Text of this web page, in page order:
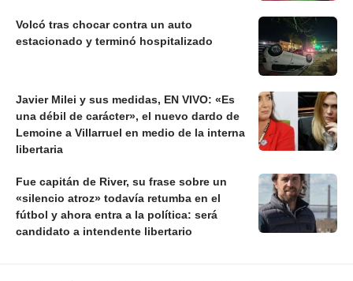
Volcó tras chocar contra un auto
estacionado y terminó hospitalizado
Javier Milei y sus medidas, EN VIVO: «Es
una débil de carácter», el nuevo dardo de
Lemoine a Villarruel en medio de la interna
libertaria
Fue capitán de River, su frase sobre un
«silencio atroz» todavía retumba en el
fútbol y ahora entra a la política: será
candidato a intendente libertario